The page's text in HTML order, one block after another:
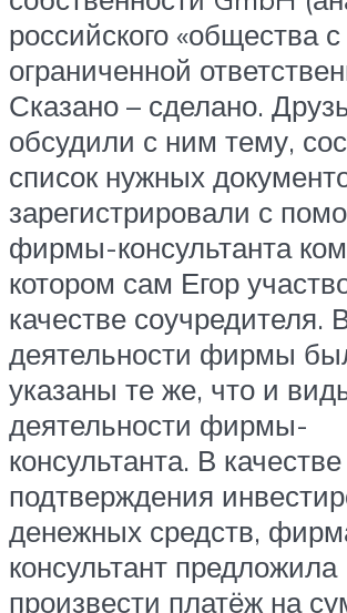
российского «общества с
ограниченной
Сказано – сделано.
обсудили с ним тему,
список нужных
зарегистрировали с
фирмы-консультанта
котором сам Егор
качестве соучредителя.
деятельности фирмы
указаны те же, что и
деятельности фирмы-
консультанта. В качестве
подтверждения
денежных средств,
консультант предложила
произвести платёж на